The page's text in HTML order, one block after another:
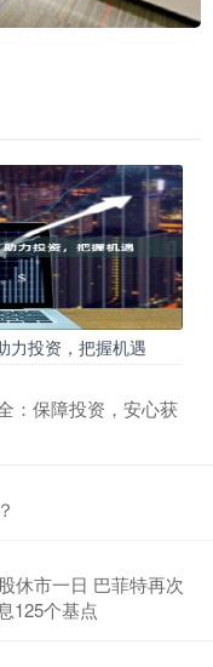
力投资，把握机遇
：保障投资，安心获
休市一日 巴菲特再次
125个基点